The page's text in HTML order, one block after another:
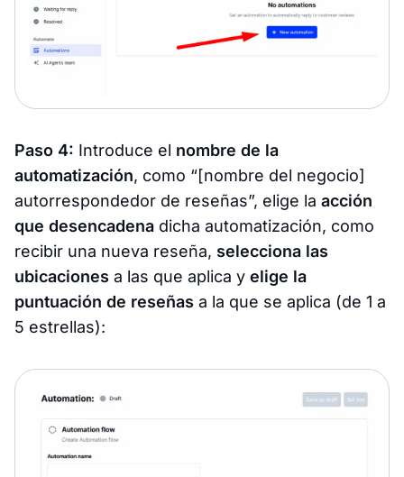
Paso 4: Introduce el nombre de la
automatización, como “[nombre del negocio]
autorrespondedor de reseñas”, elige la acción
que desencadena dicha automatización, como
recibir una nueva reseña, selecciona las
ubicaciones a las que aplica y elige la
puntuación de reseñas a la que se aplica (de 1 a
5 estrellas):